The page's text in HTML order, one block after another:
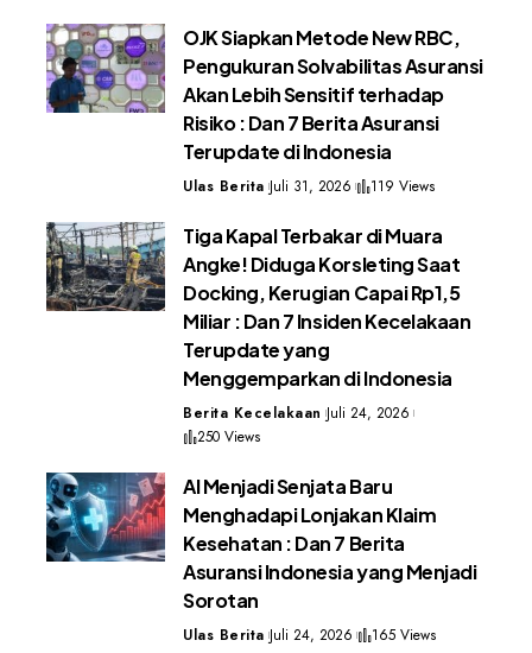
OJK Siapkan Metode New RBC,
Pengukuran Solvabilitas Asuransi
Akan Lebih Sensitif terhadap
Risiko : Dan 7 Berita Asuransi
Terupdate di Indonesia
Ulas Berita Juli 31, 2026 119 Views
Tiga Kapal Terbakar di Muara
Angke! Diduga Korsleting Saat
Docking, Kerugian Capai Rp1,5
Miliar : Dan 7 Insiden Kecelakaan
Terupdate yang
Menggemparkan di Indonesia
Berita Kecelakaan Juli 24, 2026
250 Views
AI Menjadi Senjata Baru
Menghadapi Lonjakan Klaim
Kesehatan : Dan 7 Berita
Asuransi Indonesia yang Menjadi
Sorotan
Ulas Berita Juli 24, 2026 165 Views